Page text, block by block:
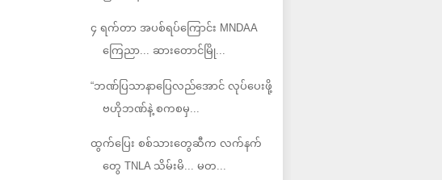
၄ ရက်တာ အပစ်ရပ်ကြောင်း MNDAA
ကြေညာ... ဆားတောင်မြို...
“ဘဏ်ပြသာနာပြေလည်အောင် လုပ်ပေးဖို့
ဗဟိုဘဏ်နဲ့ စကစမှ...
ထွက်ပြေး စစ်သားတွေဆီက လက်နက်
တွေ TNLA သိမ်းမိ... မတ...